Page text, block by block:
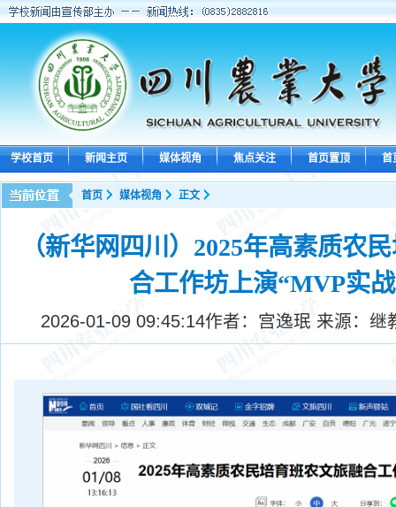
学校首页 新闻主页 媒体视角 焦点关注 首页置顶 首
首页 媒体视角 正文
（新华网四川）2025年高素质农
合工作坊上演“MVP实
2026-01-09 09:45:14作者：宫逸珉 来源：继